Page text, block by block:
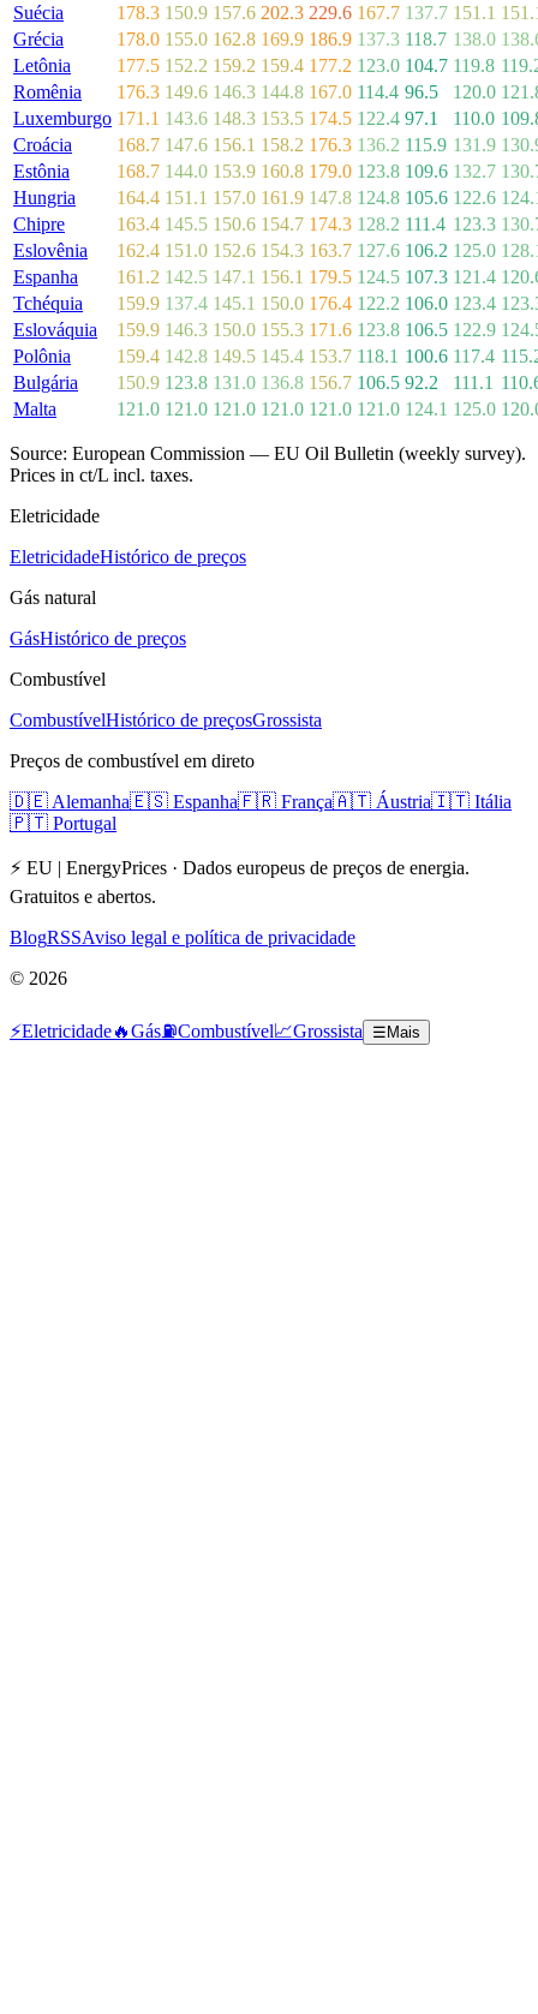
Suécia
178.3 150.9 157.6 202.3 229.6 167.7 137.7 151.1
Grécia
178.0 155.0 162.8 169.9 186.9 137.3 118.7 138.0
Letônia
177.5 152.2 159.2 159.4 177.2 123.0 104.7 119.8
Romênia
176.3 149.6 146.3 144.8 167.0 114.4 96.5 120.0
Luxemburgo 171.1 143.6 148.3 153.5 174.5 122.4 97.1 110.0
Croácia
168.7 147.6 156.1 158.2 176.3 136.2 115.9 131.9
Estônia
168.7 144.0 153.9 160.8 179.0 123.8 109.6 132.7
Hungria
164.4 151.1 157.0 161.9 147.8 124.8 105.6 122.6
Chipre
163.4 145.5 150.6 154.7 174.3 128.2 111.4 123.3
Eslovênia
162.4 151.0 152.6 154.3 163.7 127.6 106.2 125.0
Espanha
161.2 142.5 147.1 156.1 179.5 124.5 107.3 121.4
Tchéquia
159.9 137.4 145.1 150.0 176.4 122.2 106.0 123.4
Eslováquia
159.9 146.3 150.0 155.3 171.6 123.8 106.5 122.9
Polônia
159.4 142.8 149.5 145.4 153.7 118.1 100.6 117.4
Bulgária
150.9 123.8 131.0 136.8 156.7 106.5 92.2 111.1
Malta
121.0 121.0 121.0 121.0 121.0 121.0 124.1 125.0
Source: European Commission — EU Oil Bulletin (weekly survey).
Prices in ct/L incl. taxes.
Eletricidade
EletricidadeHistórico de preços
Gás natural
GásHistórico de preços
Combustível
CombustívelHistórico de preçosGrossista
Preços de combustível em direto
🇩🇪 Alemanha🇪🇸 Espanha🇫🇷 França🇦🇹 Áustria🇮🇹 Itália
🇵🇹 Portugal
⚡ EU | EnergyPrices · Dados europeus de preços de energia.
Gratuitos e abertos.
BlogRSSAviso legal e política de privacidade
© 2026
⚡Eletricidade🔥Gás⛽Combustível📈Grossista ☰Mais